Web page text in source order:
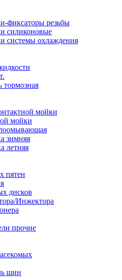
фиксаторы резьбы
силиконовые
системы охлаждения
тормозная
мойки
мойки
зимняя
летняя
пятен
дисков
Инжектора
прочие
шин